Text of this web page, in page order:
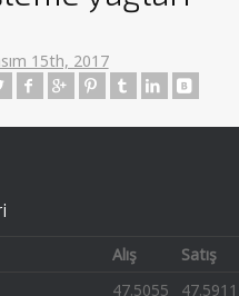
15th, 2017
Alış
Satış
47.5055
47.5911